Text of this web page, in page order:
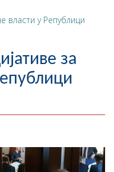
власти у Републици
за